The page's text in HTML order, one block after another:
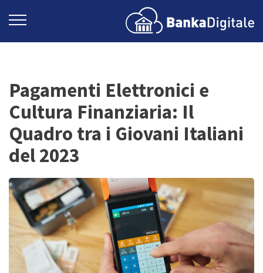
Pagamenti Elettronici e
Cultura Finanziaria: Il
Quadro tra i Giovani Italiani
del 2023